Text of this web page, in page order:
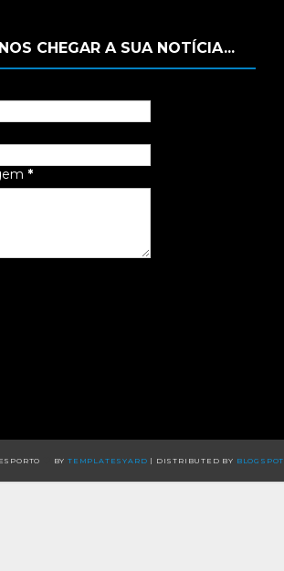
CHEGAR A SUA NOTÍCIA...
*
BY TEMPLATESYARD | DISTRIBUTED BY BLOGSPOT